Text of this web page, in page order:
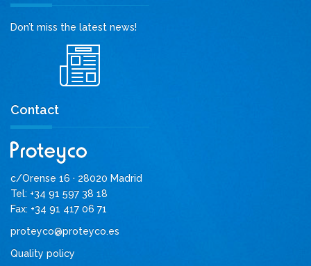
Don’t miss the latest news!
Contact
c/Orense 16 · 28020 Madrid
Tel: +34 91 597 38 18
Fax: +34 91 417 06 71
proteyco@proteyco.es
Quality policy